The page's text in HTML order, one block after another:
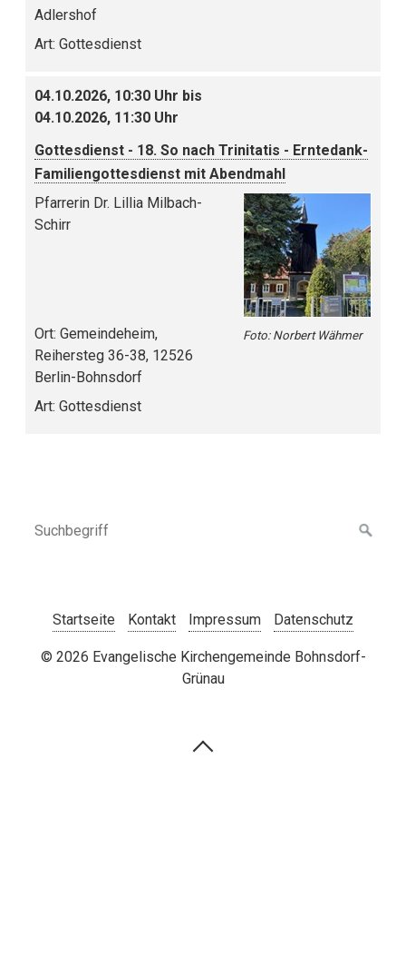
Adlershof
Art: Gottesdienst
04.10.2026, 10:30 Uhr bis
04.10.2026, 11:30 Uhr
Gottesdienst - 18. So nach Trinitatis - Erntedank-
Familiengottesdienst mit Abendmahl
Foto: Norbert Wähmer
Pfarrerin Dr. Lillia Milbach-
Schirr
Ort: Gemeindeheim,
Reihersteg 36-38, 12526
Berlin-Bohnsdorf
Art: Gottesdienst
Startseite Kontakt Impressum Datenschutz
© 2026 Evangelische Kirchengemeinde Bohnsdorf-
Grünau